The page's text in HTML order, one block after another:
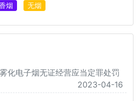
烟 无烟
化电子烟无证经营应当定罪处罚
2023-04-16